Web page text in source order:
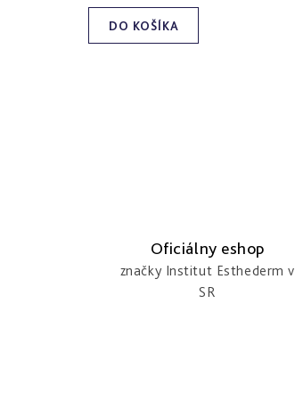
o
DO KOŠÍKA
Oficiálny eshop
značky Institut Esthederm v
SR